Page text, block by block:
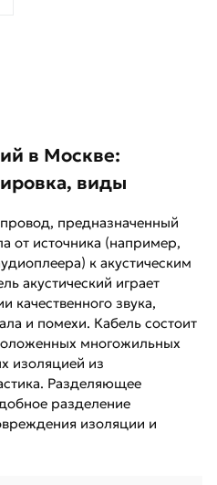
в Москве:
виды
предназначенный
от источника (например,
к акустическим
акустический играет
качественного звука,
и помехи. Кабель состоит
многожильных
изоляцией из
Разделяющее
разделение
изоляции и